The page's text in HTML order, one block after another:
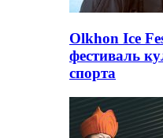
Olkhon Ice
фестиваль
спорта